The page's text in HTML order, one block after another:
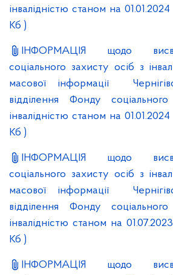
інвалідністю станом на 01.01.2024
Кб )
ІНФОРМАЦІЯ щодо
соціального захисту осіб з
масової інформації
відділення Фонду
інвалідністю станом на 01.01.2024
Кб )
ІНФОРМАЦІЯ щодо
соціального захисту осіб з
масової інформації
відділення Фонду
інвалідністю станом на
Кб )
ІНФОРМАЦІЯ щодо